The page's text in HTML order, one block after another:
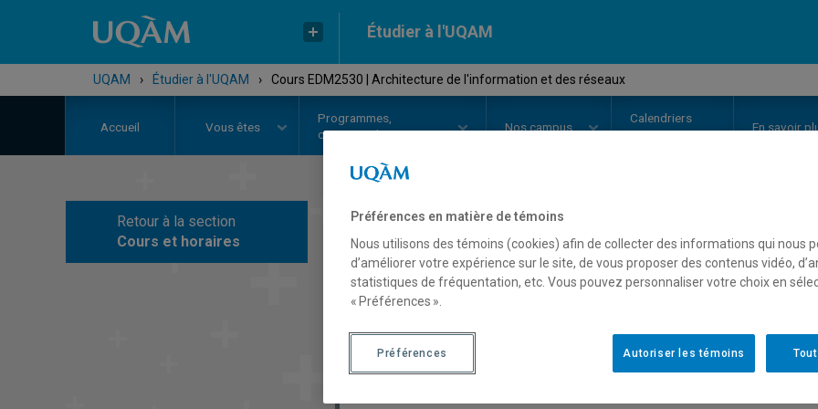
Étudier à l'UQAM
UQAM › Étudier à l'UQAM › Cours EDM2530 | Architecture de l'information et des réseaux
Accueil Vous êtes
Programmes,
cours et admission
Nos campus
Calendriers
universitaires
En savoir
Retour à la section
Cours et horaires
COURS// EDM2530-Architecture
réseaux
Description Horaire - Été 2026
Préférences en matière de témoins
Nous utilisons des témoins (cookies) afin de collecter des informations qui nous
d’améliorer votre expérience sur le site, de vous proposer des contenus vidéo,
statistiques de fréquentation, etc. Vous pouvez personnaliser votre choix en
« Préférences ».
Autoriser les témoins
Préférences